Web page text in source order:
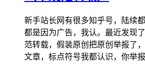
新手站长网有很多知乎号，陆续
都是因为广告，我认。最近发现
范转载，假装原创把原创举报了
文章，标点符号我都认识，你举